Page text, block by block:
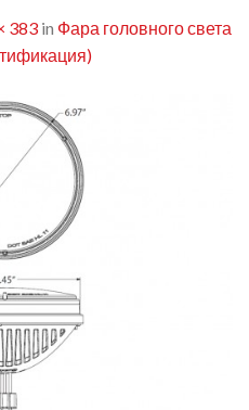
383 in Фара головного света